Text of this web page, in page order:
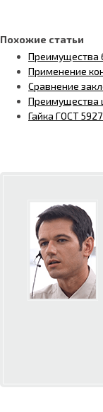
Похожие статьи
Преимущества
Применение
Сравнение
Преимущества
Гайка ГОСТ